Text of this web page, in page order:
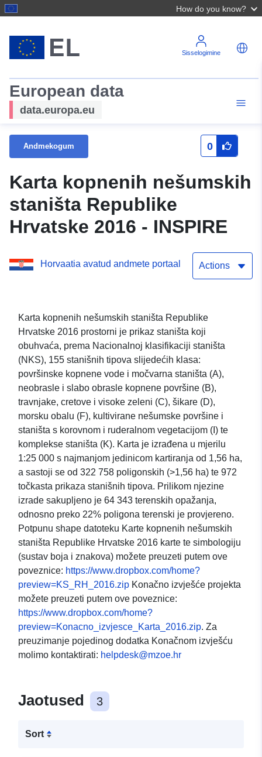
How do you know?
Sisselogimine
European data
data.europa.eu
Andmekogum 0
Karta kopnenih nešumskih
staništa Republike
Hrvatske 2016 - INSPIRE
Horvaatia avatud andmete portaal Actions
Karta kopnenih nešumskih staništa Republike
Hrvatske 2016 prostorni je prikaz staništa koji
obuhvaća, prema Nacionalnoj klasifikaciji staništa
(NKS), 155 stanišnih tipova slijedećih klasa:
površinske kopnene vode i močvarna staništa (A),
neobrasle i slabo obrasle kopnene površine (B),
travnjake, cretove i visoke zeleni (C), šikare (D),
morsku obalu (F), kultivirane nešumske površine i
staništa s korovnom i ruderalnom vegetacijom (I) te
komplekse staništa (K). Karta je izrađena u mjerilu
1:25 000 s najmanjom jedinicom kartiranja od 1,56 ha,
a sastoji se od 322 758 poligonskih (>1,56 ha) te 972
točkasta prikaza stanišnih tipova. Prilikom njezine
izrade sakupljeno je 64 343 terenskih opažanja,
odnosno preko 22% poligona terenski je provjereno.
Potpunu shape datoteku Karte kopnenih nešumskih
staništa Republike Hrvatske 2016 karte te simbologiju
(sustav boja i znakova) možete preuzeti putem ove
poveznice: https://www.dropbox.com/home?
preview=KS_RH_2016.zip Konačno izvješće projekta
možete preuzeti putem ove poveznice:
https://www.dropbox.com/home?
preview=Konacno_izvjesce_Karta_2016.zip. Za
preuzimanje pojedinog dodatka Konačnom izvješću
molimo kontaktirati: helpdesk@mzoe.hr
Jaotused 3
Sort